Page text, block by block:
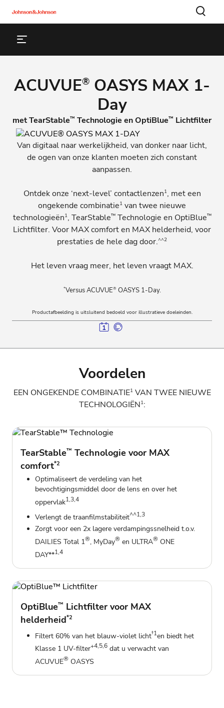
ACUVUE® OASYS MAX 1-
Day
met TearStable™ Technologie en OptiBlue™ Lichtfilter
Van digitaal naar werkelijkheid, van donker naar licht,
de ogen van onze klanten moeten zich constant
aanpassen.
Ontdek onze ‘next-level’ contactlenzen1, met een
ongekende combinatie1 van twee nieuwe
technologieën1, TearStable™Technologie en OptiBlue™
Lichtfilter. Voor MAX comfort en MAX helderheid, voor
prestaties de hele dag door.^^2
Het leven vraag meer, het leven vraagt MAX.
*Versus ACUVUE® OASYS 1-Day.
Productafbeelding is uitsluitend bedoeld voor illustratieve doeleinden.
Voordelen
EEN ONGEKENDE COMBINATIE1VAN TWEE NIEUWE
TECHNOLOGIËN1:
TearStable™ Technologie voor MAX
comfort*2
Optimaliseert de verdeling van het
bevochtigingsmiddel door de lens en over het
oppervlak1,3,4
Verlengt de traanfilmstabiliteit^^1,3
Zorgt voor een 2x lagere verdampingssnelheid t.o.v.
DAILIES Total 1®, MyDay® en ULTRA® ONE
DAY**1,4
OptiBlue™ Lichtfilter voor MAX
helderheid*2
Filtert 60% van het blauw-violet licht†1en biedt het
Klasse 1 UV-filter+4,5,6 dat u verwacht van
ACUVUE® OASYS